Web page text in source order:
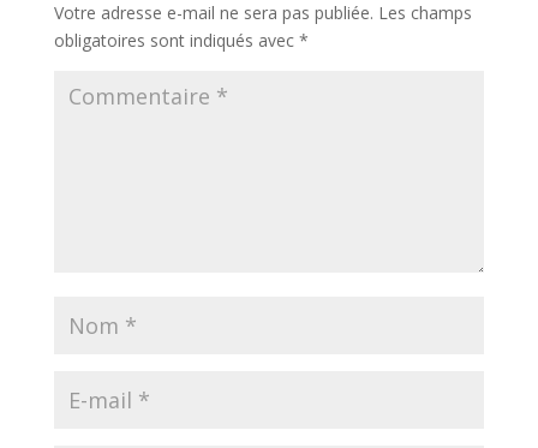
Votre adresse e-mail ne sera pas publiée. Les champs
obligatoires sont indiqués avec *